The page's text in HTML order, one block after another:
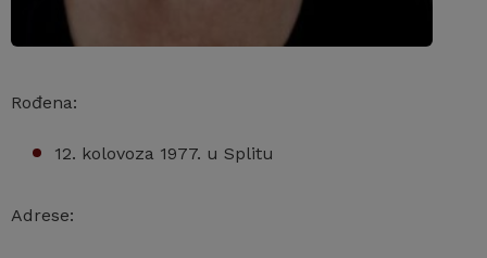
Rođena:
12. kolovoza 1977. u Splitu
Adrese: